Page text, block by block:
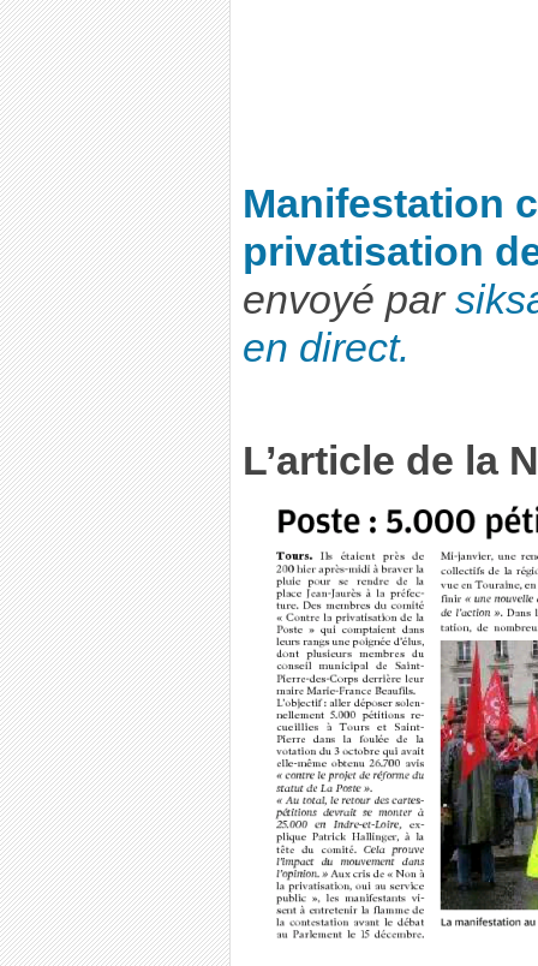
Manifestation
privatisation
envoyé par
en direct.
L’article de la